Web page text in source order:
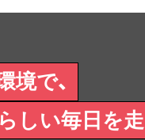
境で、
しい毎日を走